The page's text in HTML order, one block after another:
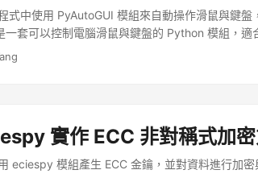
式中使用 PyAutoGUI 模組來自動操作滑鼠與鍵盤
一套可以控制電腦滑鼠與鍵盤的 Python 模組，適
於撰寫簡單的遊戲外掛程式。 ...
實作 ECC 非對稱式加密
eciespy 模組產生 ECC 金鑰，並對資料進行加